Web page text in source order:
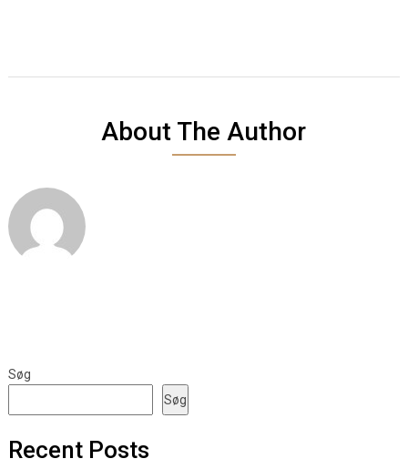
About The Author
Søg
Søg
Recent Posts